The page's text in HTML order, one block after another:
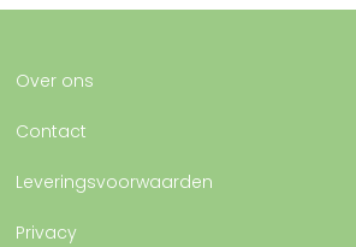
Over ons
Contact
Leveringsvoorwaarden
Privacy